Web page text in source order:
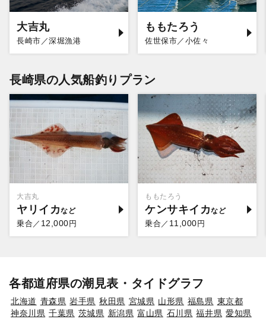
大吉丸
長崎市／深堀漁港
ももたろう
佐世保市／小佐々
長崎県の人気船釣りプラン
大吉丸
ヤリイカ
乗合／ 12,000円
ももたろう
ケンサキイカ
乗合／ 11,000円
各都道府県の潮見表・タイドグラフ
北海道 青森県 岩手県 秋田県 宮城県 山形県 福島県 東京都
神奈川県 千葉県 茨城県 新潟県 富山県 石川県 福井県 愛知県